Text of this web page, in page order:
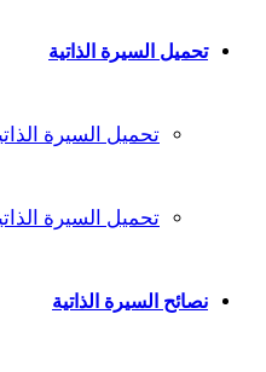
تحميل السيرة الذاتية
تحميل السيرة
تحميل السيرة
نصائح السيرة الذاتية